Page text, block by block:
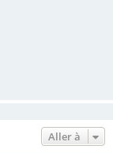
Aller à